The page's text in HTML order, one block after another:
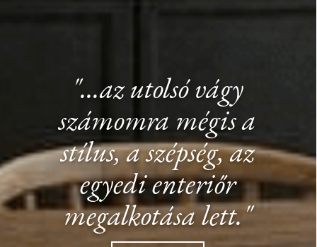
"...az utolsó vágy
számomra mégis a
stílus, a szépség, az
egyedi enteriőr
megalkotása lett."